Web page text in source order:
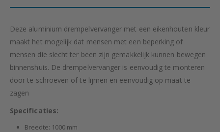
Deze aluminium drempelvervanger met een eikenhouten kleur
maakt het mogelijk dat mensen met een beperking of
mensen die slecht ter been zijn gemakkelijk kunnen bewegen
binnenshuis. De drempelvervanger is eenvoudig te monteren
door te schroeven of te lijmen en eenvoudig op maat te
zagen
Specificaties:
Breedte: 1000 mm